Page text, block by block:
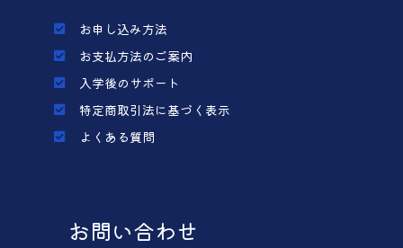
お申し込み方法
お支払方法のご案内
入学後のサポート
特定商取引法に基づく表示
よくある質問
お問い合わせ